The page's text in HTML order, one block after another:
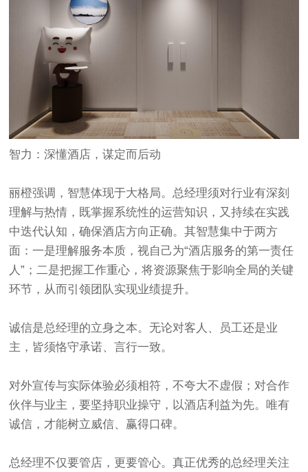
智力：深懂酒店，谋定而后动
丽橙强调，智慧体现于大格局。总经理须对行业有深刻
理解与热情，既掌握系统性的运营知识，又持续在实践
中迭代认知，确保酒店方向正确。其智慧集中于两方
面：一是理解服务本质，视自己为“酒店服务的第一责任
人”；二是把握工作重心，将资源聚焦于影响全局的关键
环节，从而引领团队实现业绩提升。
诚信是总经理的立身之本。无论对客人、员工还是业
主，皆须恪守承诺、言行一致。
对外宣传与实际体验必须相符，不夸大不虚假；对合作
伙伴与业主，要坚持职业操守，以酒店利益为先。唯有
诚信，才能树立威信、赢得口碑。
总经理不仅要管店，更要管心。真正优秀的总经理关注